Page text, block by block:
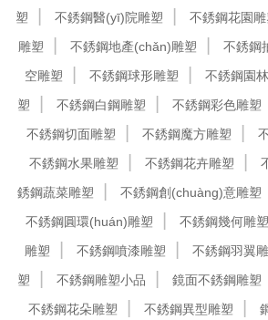
塑
不銹鋼醫(yī)院雕塑 不銹鋼花園雕
雕塑
不銹鋼地產(chǎn)雕塑 不銹鋼
空雕塑
不銹鋼球形雕塑 不銹鋼園
塑
不銹鋼白鋼雕塑 不銹鋼彩色雕塑
不銹鋼切面雕塑
不銹鋼魔方雕塑
不銹鋼水果雕塑
不銹鋼花卉雕塑
銹鋼蔬菜雕塑
不銹鋼創(chuàng)意雕塑
不銹鋼圓環(huán)雕塑
不銹鋼幾何雕塑
雕塑
不銹鋼噴漆雕塑 不銹鋼羽翼
塑
不銹鋼雕塑小品 鏡面不銹鋼雕塑
不銹鋼花朵雕塑
不銹鋼異型雕塑